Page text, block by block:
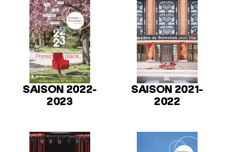
SAISON 2022-
2023
SAISON 2021-
2022